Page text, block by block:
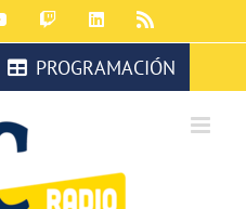
YouTubeTwitchLinkedIn
PROGRAMACIÓN